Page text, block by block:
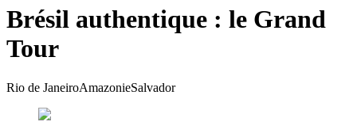
Brésil authentique : le Grand
Tour
Rio de JaneiroAmazonieSalvador